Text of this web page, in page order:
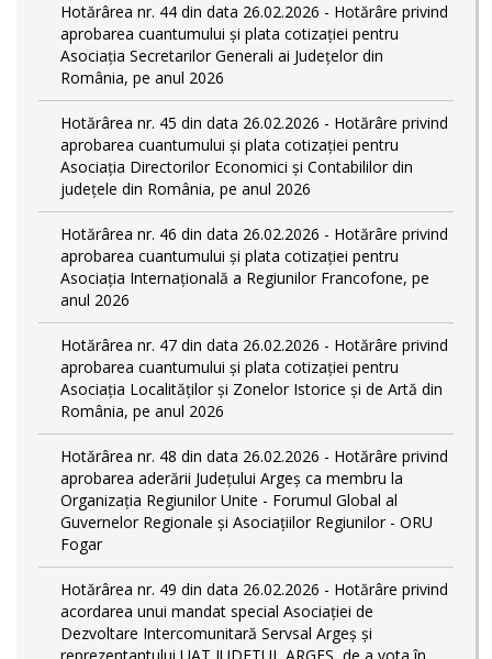
Hotărârea nr. 44 din data 26.02.2026 - Hotărâre privind
aprobarea cuantumului și plata cotizației pentru
Asociația Secretarilor Generali ai Județelor din
România, pe anul 2026
Hotărârea nr. 45 din data 26.02.2026 - Hotărâre privind
aprobarea cuantumului și plata cotizației pentru
Asociația Directorilor Economici și Contabililor din
județele din România, pe anul 2026
Hotărârea nr. 46 din data 26.02.2026 - Hotărâre privind
aprobarea cuantumului și plata cotizației pentru
Asociația Internațională a Regiunilor Francofone, pe
anul 2026
Hotărârea nr. 47 din data 26.02.2026 - Hotărâre privind
aprobarea cuantumului și plata cotizației pentru
Asociația Localităților și Zonelor Istorice și de Artă din
România, pe anul 2026
Hotărârea nr. 48 din data 26.02.2026 - Hotărâre privind
aprobarea aderării Județului Argeș ca membru la
Organizația Regiunilor Unite - Forumul Global al
Guvernelor Regionale și Asociațiilor Regiunilor - ORU
Fogar
Hotărârea nr. 49 din data 26.02.2026 - Hotărâre privind
acordarea unui mandat special Asociației de
Dezvoltare Intercomunitară Servsal Argeș și